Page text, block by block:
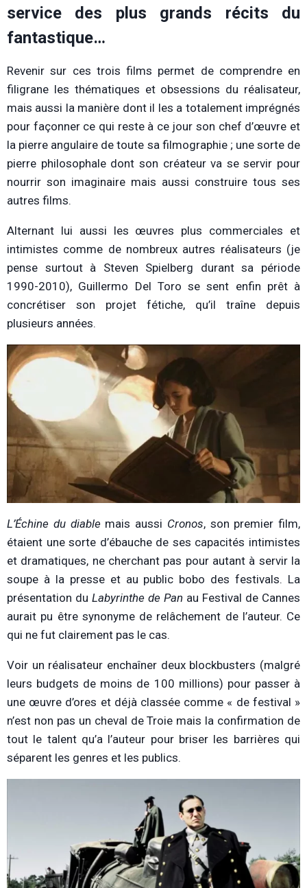
service des plus grands récits du
fantastique…
Revenir sur ces trois films permet de comprendre en
filigrane les thématiques et obsessions du réalisateur,
mais aussi la manière dont il les a totalement imprégnés
pour façonner ce qui reste à ce jour son chef d’œuvre et
la pierre angulaire de toute sa filmographie ; une sorte de
pierre philosophale dont son créateur va se servir pour
nourrir son imaginaire mais aussi construire tous ses
autres films.
Alternant lui aussi les œuvres plus commerciales et
intimistes comme de nombreux autres réalisateurs (je
pense surtout à Steven Spielberg durant sa période
1990-2010), Guillermo Del Toro se sent enfin prêt à
concrétiser son projet fétiche, qu’il traîne depuis
plusieurs années.
L’Échine du diable mais aussi Cronos, son premier film,
étaient une sorte d’ébauche de ses capacités intimistes
et dramatiques, ne cherchant pas pour autant à servir la
soupe à la presse et au public bobo des festivals. La
présentation du Labyrinthe de Pan au Festival de Cannes
aurait pu être synonyme de relâchement de l’auteur. Ce
qui ne fut clairement pas le cas.
Voir un réalisateur enchaîner deux blockbusters (malgré
leurs budgets de moins de 100 millions) pour passer à
une œuvre d’ores et déjà classée comme « de festival »
n’est non pas un cheval de Troie mais la confirmation de
tout le talent qu’a l’auteur pour briser les barrières qui
séparent les genres et les publics.